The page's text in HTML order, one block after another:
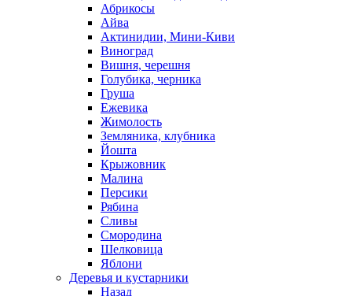
Абрикосы
Айва
Актинидии, Мини-Киви
Виноград
Вишня, черешня
Голубика, черника
Груша
Ежевика
Жимолость
Земляника, клубника
Йошта
Крыжовник
Малина
Персики
Рябина
Сливы
Смородина
Шелковица
Яблони
Деревья и кустарники
Назад